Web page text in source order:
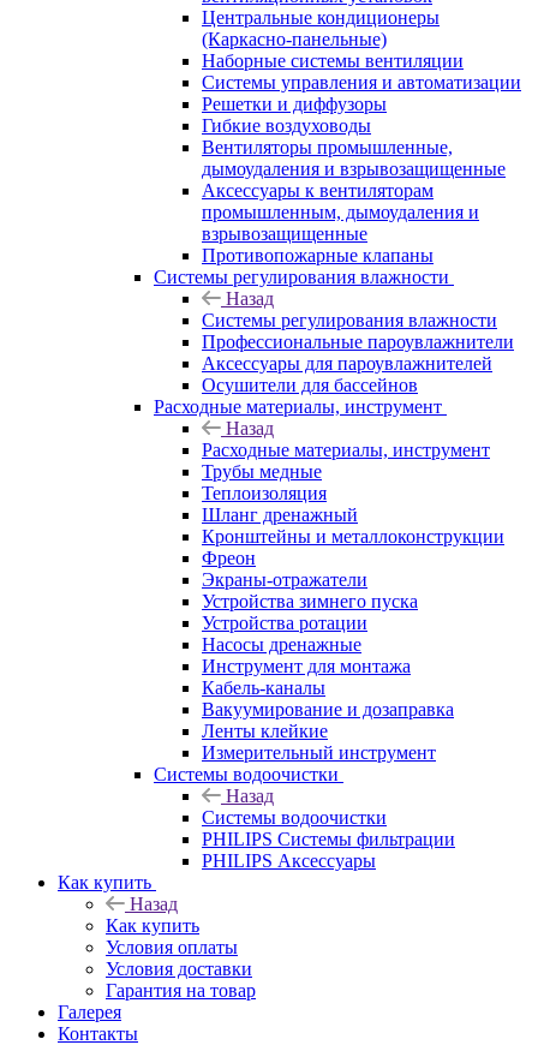
Центральные кондиционеры
(Каркасно-панельные)
Наборные системы вентиляции
Системы управления и автоматизации
Решетки и диффузоры
Гибкие воздуховоды
Вентиляторы промышленные,
дымоудаления и взрывозащищенные
Аксессуары к вентиляторам
промышленным, дымоудаления и
взрывозащищенные
Противопожарные клапаны
Системы регулирования влажности
Назад
Системы регулирования влажности
Профессиональные пароувлажнители
Аксессуары для пароувлажнителей
Осушители для бассейнов
Расходные материалы, инструмент
Назад
Расходные материалы, инструмент
Трубы медные
Теплоизоляция
Шланг дренажный
Кронштейны и металлоконструкции
Фреон
Экраны-отражатели
Устройства зимнего пуска
Устройства ротации
Насосы дренажные
Инструмент для монтажа
Кабель-каналы
Вакуумирование и дозаправка
Ленты клейкие
Измерительный инструмент
Системы водоочистки
Назад
Системы водоочистки
PHILIPS Системы фильтрации
PHILIPS Аксессуары
Как купить
Назад
Как купить
Условия оплаты
Условия доставки
Гарантия на товар
Галерея
Контакты